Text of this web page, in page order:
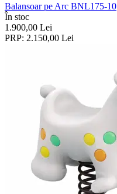
Balansoar pe Arc BNL175-10
În stoc
1.900,00 Lei
PRP: 2.150,00 Lei